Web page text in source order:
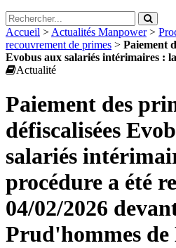
Accueil > Actualités Manpower>
recouvrement de primes > Paiement
Evobus aux salariés intérimaires :
Actualité
Paiement des
défiscalisées
salariés
procédure a été
04/02/2026
Prud'hommes